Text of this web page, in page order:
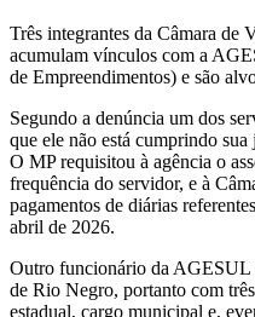
Três integrantes da Câmara de
acumulam vínculos com a
de Empreendimentos) e são
Segundo a denúncia um dos
que ele não está cumprindo
O MP requisitou à agência o
frequência do servidor, e à
pagamentos de diárias
abril de 2026.
Outro funcionário da AGESUL
de Rio Negro, portanto com
estadual, cargo municipal e,